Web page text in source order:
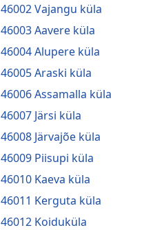
46002 Vajangu küla
46003 Aavere küla
46004 Alupere küla
46005 Araski küla
46006 Assamalla küla
46007 Järsi küla
46008 Järvajõe küla
46009 Piisupi küla
46010 Kaeva küla
46011 Kerguta küla
46012 Koiduküla